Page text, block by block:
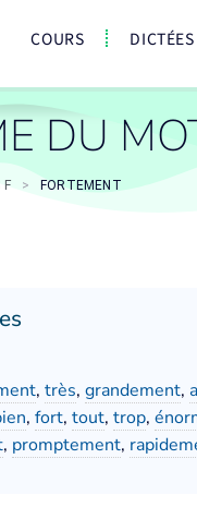
COURS DICTÉES
DU
F > FORTEMENT
, très, grandement,
, fort, tout, trop,
, promptement,